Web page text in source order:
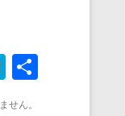
H
せん。